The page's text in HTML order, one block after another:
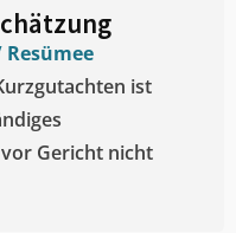
ist
Gericht nicht